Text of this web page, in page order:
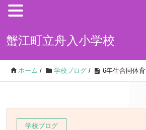
蟹江町立舟入小学校
ホーム / 学校ブログ / 6年生合同体育
学校ブログ